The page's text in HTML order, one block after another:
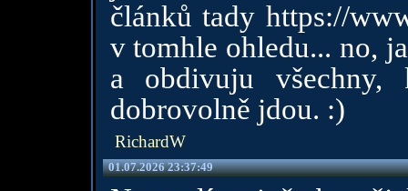
článků tady https://
v tomhle ohledu... no,
a obdivuju všechny,
dobrovolně jdou. :)
RichardW
01.07.2026 23:37:49